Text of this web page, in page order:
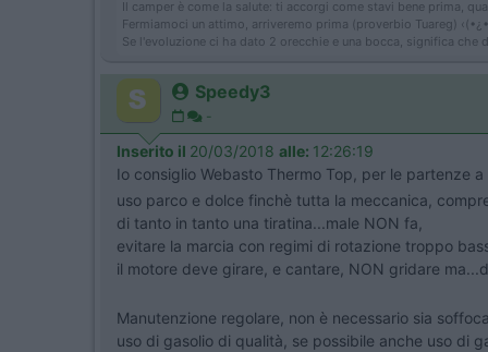
Il camper è come la salute: ti accorgi come stavi bene prima,
Fermiamoci un attimo, arriveremo prima (proverbio Tuareg)
Se l'evoluzione ci ha dato 2 orecchie e una bocca, significa
Speedy3
-
Inserito il 20/03/2018 alle: 12:26:19
Io consiglio Webasto Thermo Top, per le partenze
uso parco e dolce finchè tutta la meccanica,
di tanto in tanto una tiratina...male NON fa,
evitare la marcia con regimi di rotazione troppo
il motore deve girare, e cantare, NON gridare
Manutenzione regolare, non è necessario sia
uso di gasolio di qualità, se possibile anche uso di